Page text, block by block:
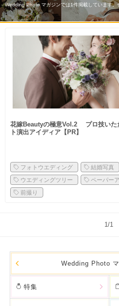
Wedding Photo マガジンでは1件掲載しています。
花嫁Beautyの極意Vol.2 プロ技いた
ト演出アイディア【PR】
フォトウエディング 結婚写真
ウエディングツリー
ペーパー
前撮り
1/1
Wedding Photo
特集